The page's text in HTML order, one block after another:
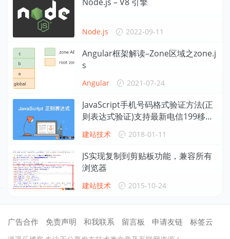
Node.js 2022-09-11
Angular框架解读–Zone区域之zone.j
s
Angular 2021-07-24
JavaScript手机号码格式验证方法(正
则表达式验证)支持最新电信199移动
198联通166
建站技术 2018-01-11
JS实现复制到剪贴板功能，兼容所有
浏览器
建站技术 2015-10-24
广告合作 免责声明 和我联系 留言板 申请友链 标签云